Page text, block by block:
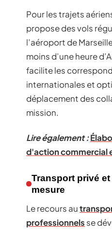
Pour les trajets
propose des vols
l’aéroport de
moins d’une heure
facilite les
internationales et
déplacement des
mission.
Lire également :
d'action commercial
Transport privé
mesure
Le recours au
professionnels se